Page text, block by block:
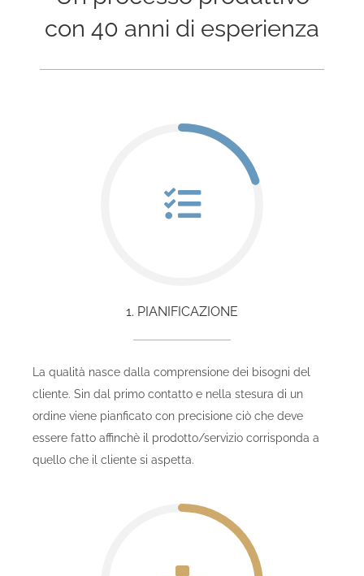
con 40 anni di esperienza
1. PIANIFICAZIONE
La qualità nasce dalla comprensione dei bisogni del
cliente. Sin dal primo contatto e nella stesura di un
ordine viene pianficato con precisione ciò che deve
essere fatto affinchè il prodotto/servizio corrisponda a
quello che il cliente si aspetta.